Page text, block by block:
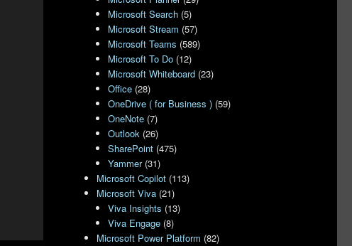
Microsoft Search (5)
Microsoft Stream (57)
Microsoft Teams (589)
Microsoft To Do (12)
Microsoft Whiteboard (23)
Office (28)
OneDrive ( for Business ) (59)
OneNote (7)
Outlook (26)
SharePoint (475)
Yammer(31)
Microsoft Copilot (113)
Microsoft Viva (21)
Viva Insights (13)
Viva Engage (8)
Microsoft Power Platform (82)